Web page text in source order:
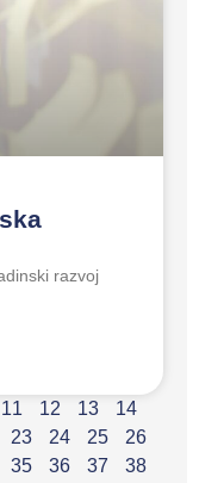
razvoj
11 12 13
14
23 24 25
26
35 36 37
38